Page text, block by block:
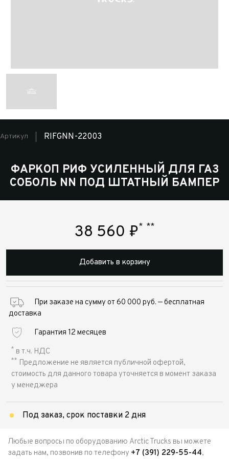
Артикул RIFGNN-22003
ФАРКОП РИФ УСИЛЕННЫЙ ДЛЯ ГАЗ
СОБОЛЬ NN ПОД ШТАТНЫЙ БАМПЕР
38 560 ₽* **
Добавить в корзину
При заказе на сумму от 60 000 руб. — бесплатная
доставка
Гарантия 12 месяцев
* в т.ч. НДС
** Предложение не является публичной офертой,
стоимость для данного товара уточняется в момент заказа
у менеджера
Под заказ, срок поставки 2 дня
Любые вопросы по оборудованию Arctic Trucks вы можете
задать нам, позвонив по телефону +7 (391) 229-55-44,
Обратная связь
Имя*
Телефон*
Тема сообщения
ФИО*
Телефон*
Ваш город*
Заявка на оценку
ФИО*
Марка и Модель